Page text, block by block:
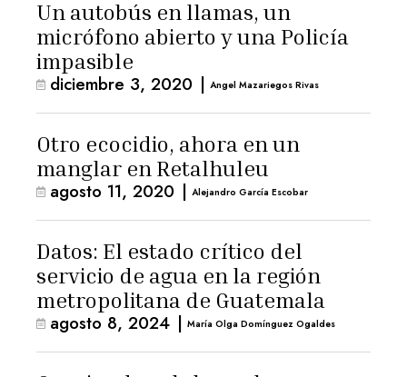
Un autobús en llamas, un
micrófono abierto y una Policía
impasible
diciembre 3, 2020 | Angel Mazariegos Rivas
Otro ecocidio, ahora en un
manglar en Retalhuleu
agosto 11, 2020 | Alejandro García Escobar
Datos: El estado crítico del
servicio de agua en la región
metropolitana de Guatemala
agosto 8, 2024 | María Olga Domínguez Ogaldes